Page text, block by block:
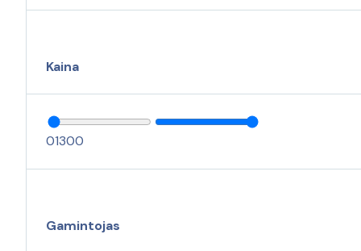
Kaina
01300
Gamintojas